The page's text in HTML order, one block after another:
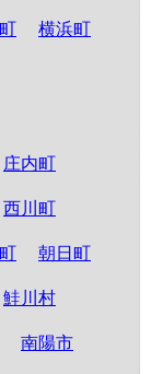
横浜町
庄内町
西川町
朝日町
鮭川村
南陽市